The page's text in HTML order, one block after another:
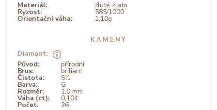
Materiál: žluté zlato
Ryzost: 585/1000
Orientační váha: 1,10g
KAMENY
Diamant:
Původ:
přírodní
Brus: briliant
Čistota: SI1
Barva: G
Rozměr: 1,0 mm
Váha (ct): 0,104
Počet: 26